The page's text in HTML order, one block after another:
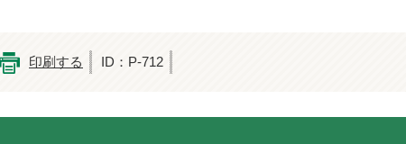
印刷する ID：P-712